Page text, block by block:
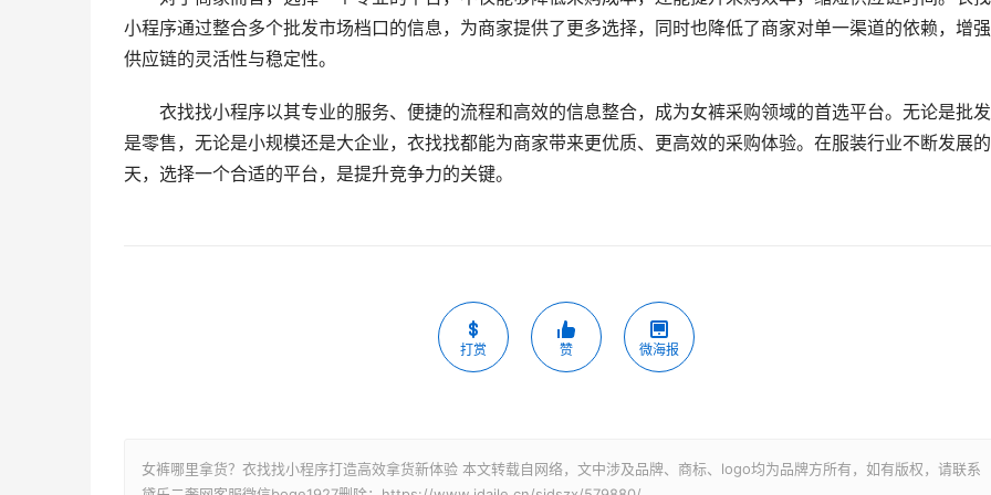
小程序通过整合多个批发市场档口的信息，为商家提供了更多选择，同时也降低了商家对单一渠道的依赖，增
供应链的灵活性与稳定性。
衣找找小程序以其专业的服务、便捷的流程和高效的信息整合，成为女裤采购领域的首选平台。无论是批
是零售，无论是小规模还是大企业，衣找找都能为商家带来更优质、更高效的采购体验。在服装行业不断发展
天，选择一个合适的平台，是提升竞争力的关键。
打赏 赞 微海报
女裤哪里拿货？衣找找小程序打造高效拿货新体验 本文转载自网络，文中涉及品牌、商标、logo均为品牌方所有，如有版权，请联系